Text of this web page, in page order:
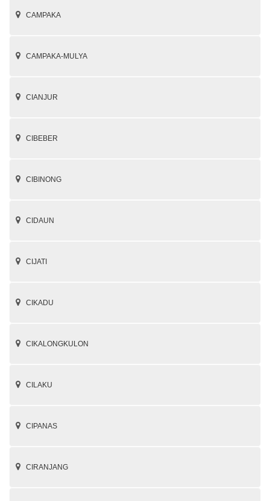
CAMPAKA
CAMPAKA-MULYA
CIANJUR
CIBEBER
CIBINONG
CIDAUN
CIJATI
CIKADU
CIKALONGKULON
CILAKU
CIPANAS
CIRANJANG